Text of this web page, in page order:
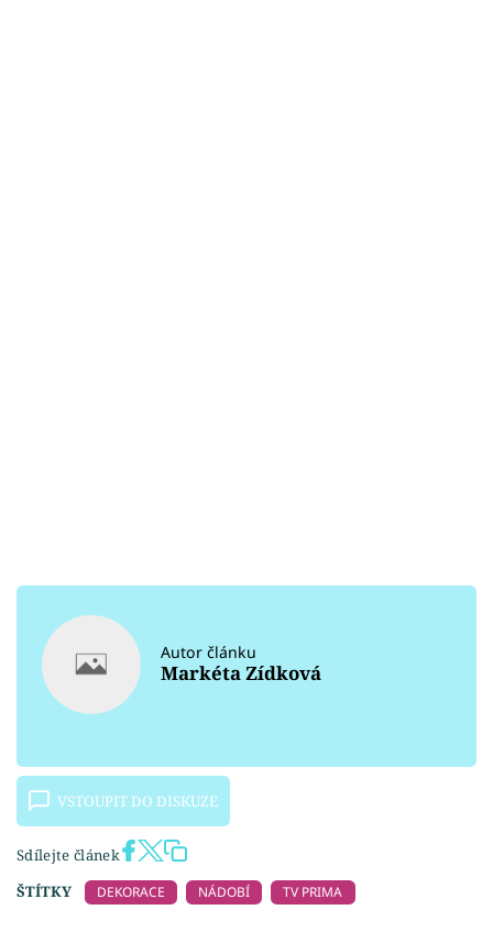
Autor článku
Markéta Zídková
VSTOUPIT DO DISKUZE
Sdílejte článek
ŠTÍTKY
DEKORACE NÁDOBÍ TV PRIMA